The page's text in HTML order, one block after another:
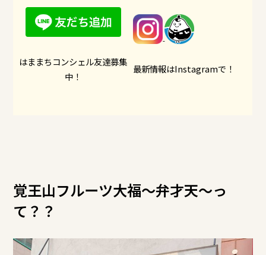
はままちコンシェル友達募集
中！
最新情報はInstagramで！
覚王山フルーツ大福～弁才天～っ
て？？